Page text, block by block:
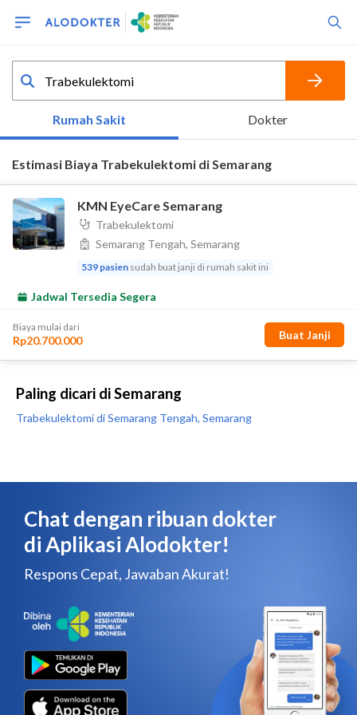
Paling dicari di Semarang
Trabekulektomi di Semarang Tengah, Semarang